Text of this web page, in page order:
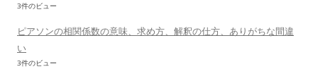
3件のビュー
ピアソンの相関係数の意味、求め方、解釈の仕方、ありがちな間違
い
3件のビュー